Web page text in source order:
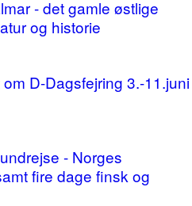
- det gamle østlige
og historie
D-Dagsfejring 3.-11.juni
- Norges
fire dage finsk og